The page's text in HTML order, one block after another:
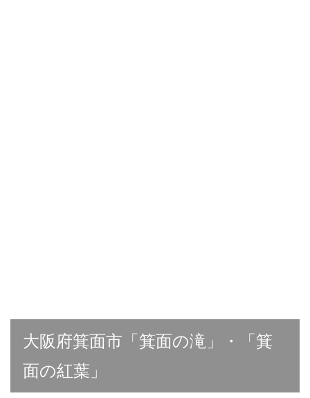
大阪府箕面市「箕面の滝」・「箕
面の紅葉」